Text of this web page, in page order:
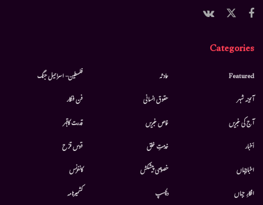
Categories
Featured
آئینہ شہر
آج کی خبریں
أخبار
اخبارجہاں
افکارِ جہاں
حادثہ
حقوق انسانی
خاص خبریں
خدمتِ خلق
خصوصی پیشکش
دلچسپ
فلسطین- اسرائیل جنگ
فن فنکار
قدرت کاقہر
قوس قزح
کانفرنس
کشمیرنامہ